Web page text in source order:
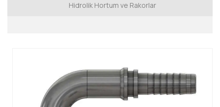
Hidrolik Hortum ve Rakorlar
UNF Rakorlar
BSP Rakorlar